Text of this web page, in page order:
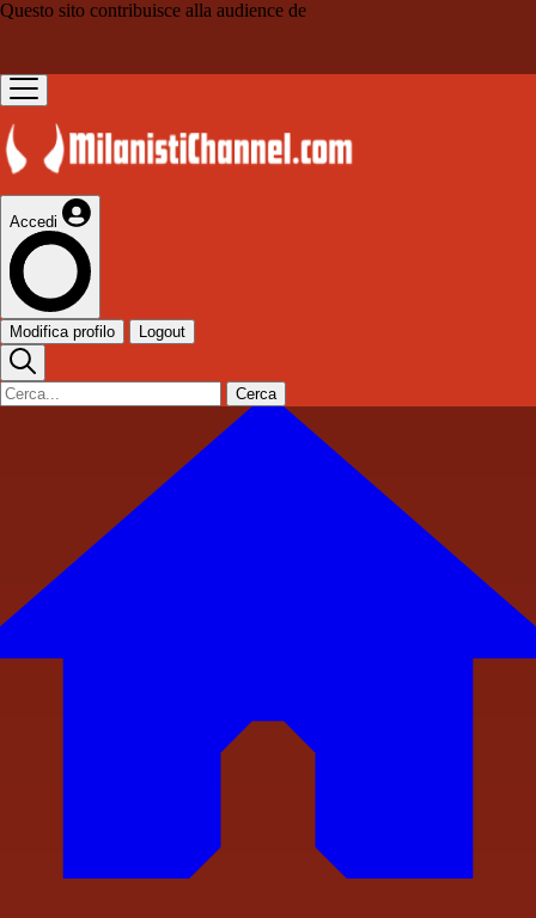
Questo sito contribuisce alla audience de
Accedi
Modifica profilo Logout
Cerca